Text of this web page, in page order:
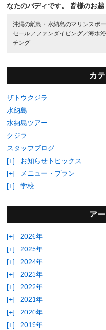
なたのバディです。
皆様のお越
沖縄の離島・水納島のマリンスポ
セール／ ファンダイビング／海水
チング
カ
ザトウクジラ
水納島
水納島ツアー
クジラ
スタッフブログ
[+]
お知らせトピックス
[+]
メニュー・プラン
[+]
学校
ア
[+]
2026年
[+]
2025年
[+]
2024年
[+]
2023年
[+]
2022年
[+]
2021年
[+]
2020年
[+]
2019年